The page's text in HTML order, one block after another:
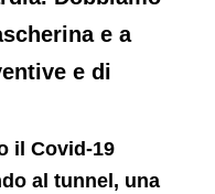
e a
e di
il Covid-19
al tunnel, una